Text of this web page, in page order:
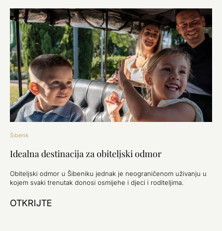
Šibenik
Idealna destinacija za obiteljski odmor
Obiteljski odmor u Šibeniku jednak je neograničenom uživanju u
kojem svaki trenutak donosi osmijehe i djeci i roditeljima.
OTKRIJTE